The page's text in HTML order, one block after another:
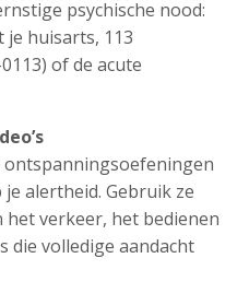
psychische nood:
je huisarts, 113
of de acute
ontspanningsoefeningen
alertheid. Gebruik ze
verkeer, het bedienen
die volledige aandacht